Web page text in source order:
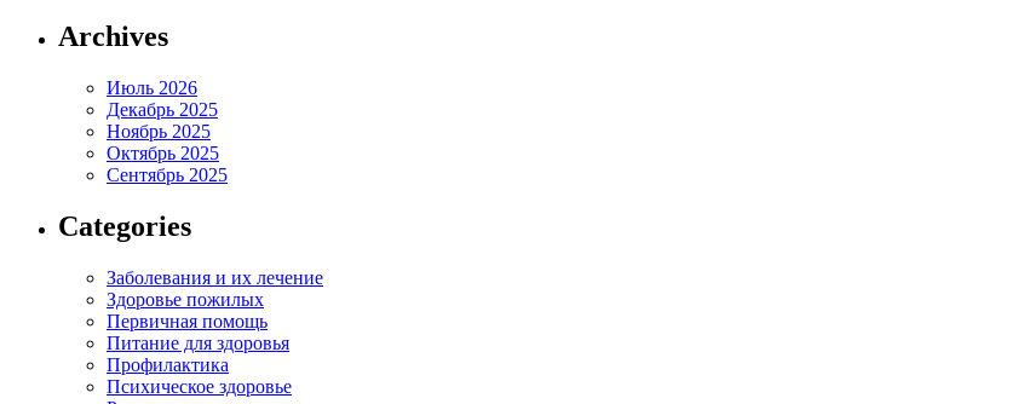
Archives
Июль 2026
Декабрь 2025
Ноябрь 2025
Октябрь 2025
Сентябрь 2025
Categories
Заболевания и их лечение
Здоровье пожилых
Первичная помощь
Питание для здоровья
Профилактика
Психическое здоровье